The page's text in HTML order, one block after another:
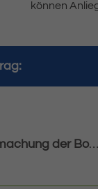
können
für Eriskirch zum 01. Januar 2023